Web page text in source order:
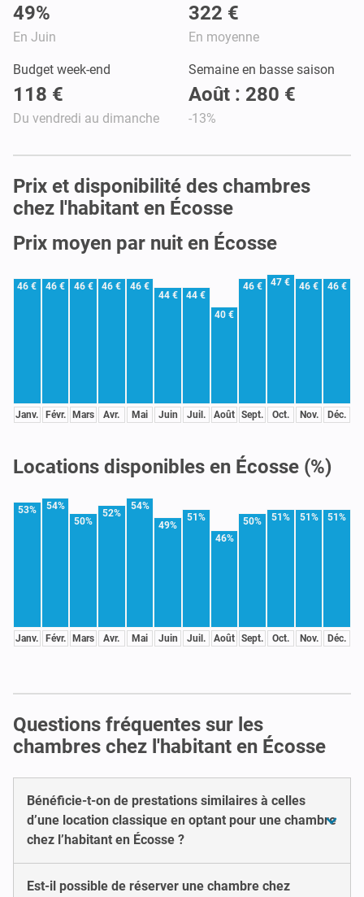
49%
En Juin
322 €
En moyenne
Budget week-end
118 €
Du vendredi au dimanche
Semaine en basse saison
Août : 280 €
-13%
Prix et disponibilité des chambres
chez l'habitant en Écosse
Prix moyen par nuit en Écosse
46 €
Janv.
46 €
Févr.
46 €
Mars
46 €
Avr.
46 €
Mai
44 €
Juin
44 €
Juil.
40 €
Août
46 €
Sept.
47 €
Oct.
46 €
Nov.
46 €
Déc.
Locations disponibles en Écosse (%)
53%
Janv.
54%
Févr.
50%
Mars
52%
Avr.
54%
Mai
49%
Juin
51%
Juil.
46%
Août
50%
Sept.
51%
Oct.
51%
Nov.
51%
Déc.
Questions fréquentes sur les
chambres chez l'habitant en Écosse
Bénéficie-t-on de prestations similaires à celles
d’une location classique en optant pour une chambre
chez l’habitant en Écosse ?
Est-il possible de réserver une chambre chez